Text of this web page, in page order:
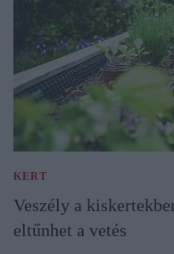
KERT
Veszély a
eltűnhet a vetés